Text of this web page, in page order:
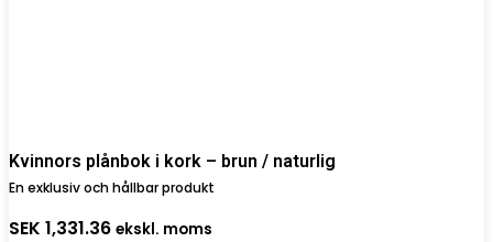
Kvinnors plånbok i kork – brun / naturlig
En exklusiv och hållbar produkt
SEK 1,331.36 ekskl. moms